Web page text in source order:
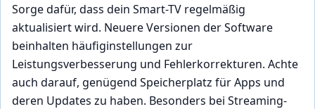
Sorge dafür, dass dein Smart-TV regelmäßig
aktualisiert wird. Neuere Versionen der Software
beinhalten häufiginstellungen zur
Leistungsverbesserung und Fehlerkorrekturen. Achte
auch darauf, genügend Speicherplatz für Apps und
deren Updates zu haben. Besonders bei Streaming-